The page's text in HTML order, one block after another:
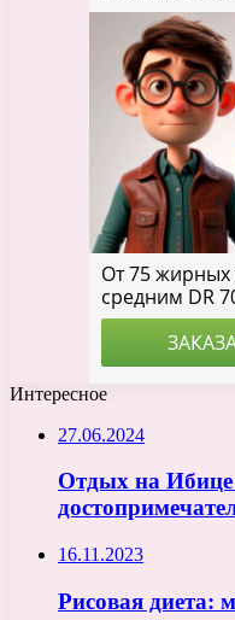
Интересное
27.06.2024
Отдых на
16.11.2023
Рисовая диета: